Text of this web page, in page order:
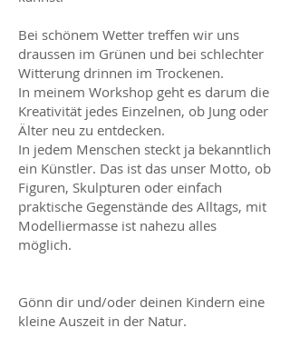
Bei schönem Wetter treffen wir uns
draussen im Grünen und bei schlechter
Witterung drinnen im Trockenen.
In meinem Workshop geht es darum die
Kreativität jedes Einzelnen, ob Jung oder
Älter neu zu entdecken.
In jedem Menschen steckt ja bekanntlich
ein Künstler. Das ist das unser Motto, ob
Figuren, Skulpturen oder einfach
praktische Gegenstände des Alltags, mit
Modelliermasse ist nahezu alles
möglich.
Gönn dir und/oder deinen Kindern eine
kleine Auszeit in der Natur.